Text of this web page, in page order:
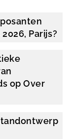
Parijs?
op Over